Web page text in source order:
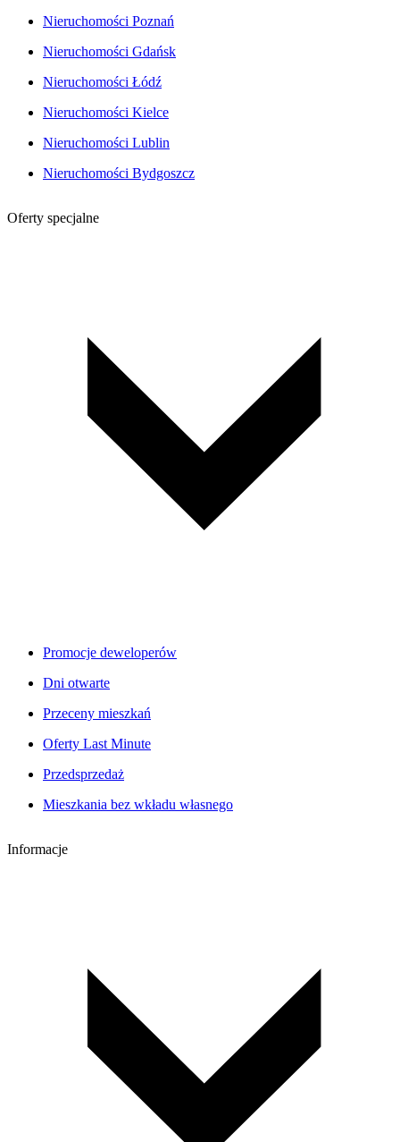
Nieruchomości Poznań
Nieruchomości Gdańsk
Nieruchomości Łódź
Nieruchomości Kielce
Nieruchomości Lublin
Nieruchomości Bydgoszcz
Oferty specjalne
Promocje deweloperów
Dni otwarte
Przeceny mieszkań
Oferty Last Minute
Przedsprzedaż
Mieszkania bez wkładu własnego
Informacje